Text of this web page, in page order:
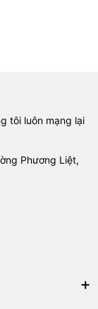
tôi luôn mạng lại
Phương Liệt,